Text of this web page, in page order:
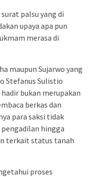
palsu yang di
upaya apa pun
merasa di
maupun Sujarwo yang
Stefanus Sulistio
bukan merupakan
berkas dan
para saksi tidak
hingga
terkait status tanah
proses